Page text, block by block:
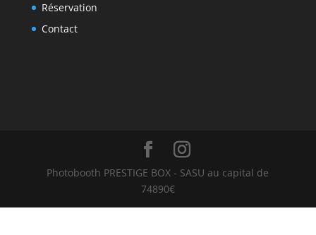
Réservation
Contact
Photobooth PRESTIGE BOX - SASU au capital de
74890€